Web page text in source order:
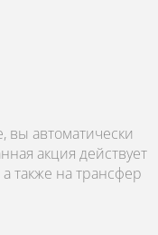
вы автоматически
акция действует
также на трансфер